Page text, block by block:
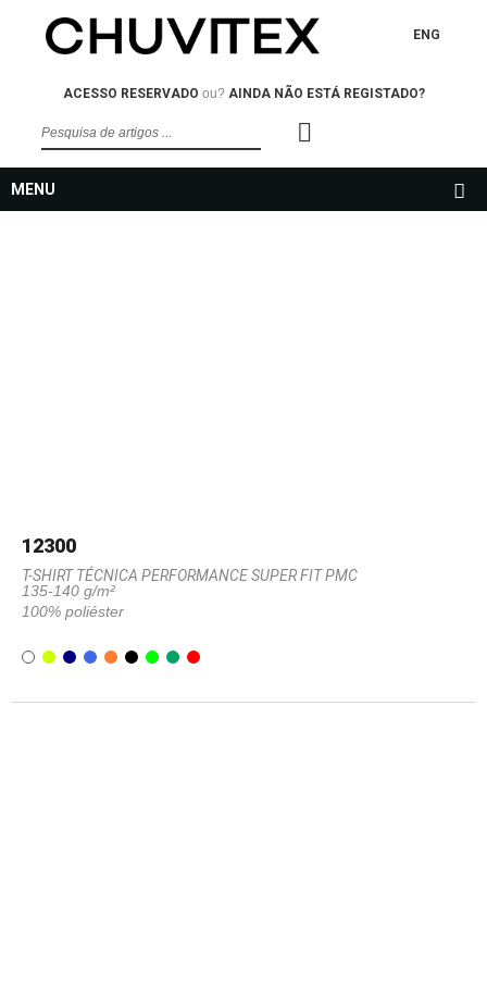
ENG
ACESSO RESERVADO ou? AINDA NÃO ESTÁ REGISTADO?
MENU
12300
T-SHIRT TÉCNICA PERFORMANCE SUPER FIT PMC
135-140 g/m²
100% poliéster